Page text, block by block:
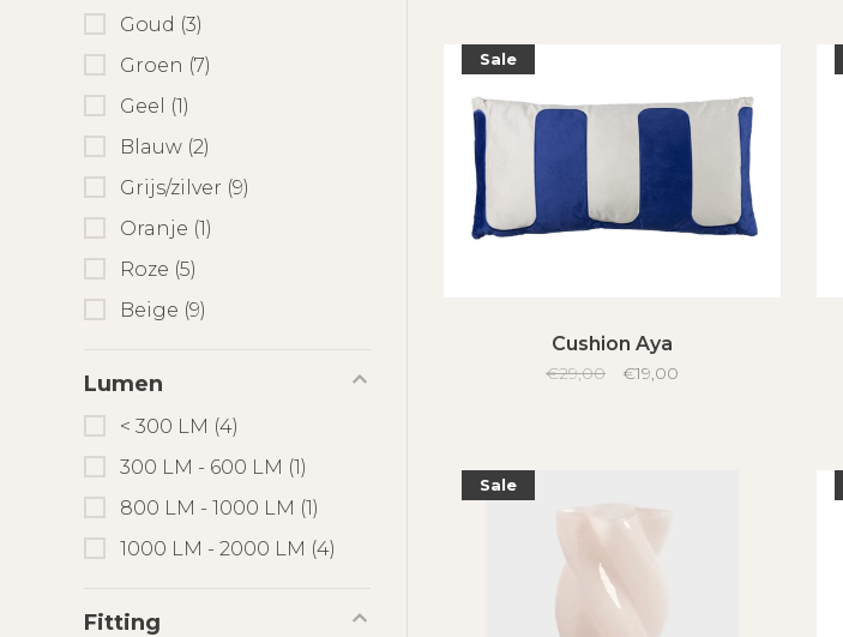
Goud (3)
Groen (7)
Geel
(1)
Blauw (2)
Grijs/zilver (9)
Oranje (1)
Roze (5)
Beige (9)
Lumen
< 300 LM (4)
300 LM - 600 LM (1)
800 LM - 1000 LM (1)
1000 LM - 2000 LM (4)
Fitting
Sale
Cushion Aya
€29,00 €19,00
Sale